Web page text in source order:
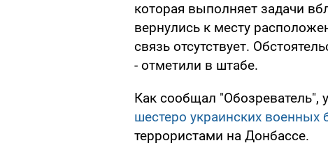
которая выполняет задачи
вернулись к месту
связь отсутствует.
- отметили в штабе.
Как сообщал "Обозреватель",
шестеро украинских
террористами на Донбассе.